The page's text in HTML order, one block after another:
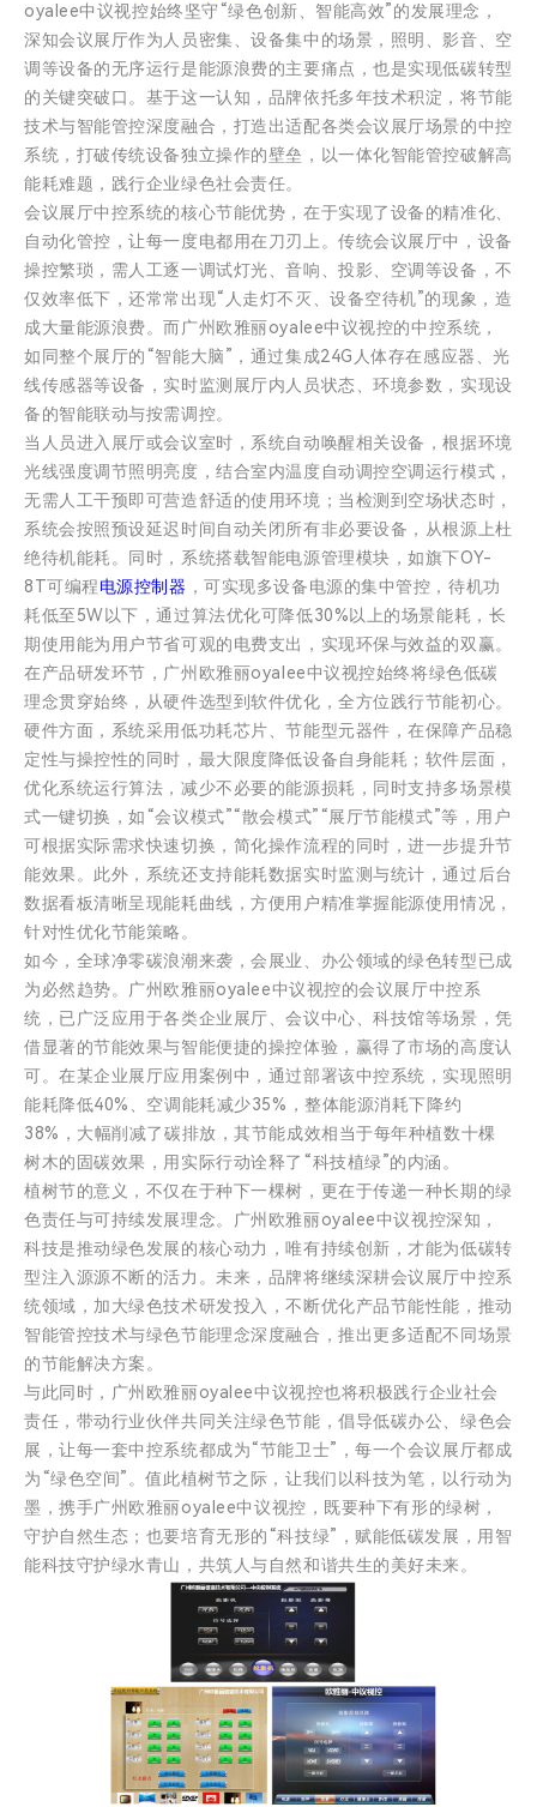
oyalee中议视控始终坚守“绿色创新、智能高效”的发展理念，
深知会议展厅作为人员密集、设备集中的场景，照明、影音、空
调等设备的无序运行是能源浪费的主要痛点，也是实现低碳转型
的关键突破口。基于这一认知，品牌依托多年技术积淀，将节能
技术与智能管控深度融合，打造出适配各类会议展厅场景的中控
系统，打破传统设备独立操作的壁垒，以一体化智能管控破解高
能耗难题，践行企业绿色社会责任。
会议展厅中控系统的核心节能优势，在于实现了设备的精准化、
自动化管控，让每一度电都用在刀刃上。传统会议展厅中，设备
操控繁琐，需人工逐一调试灯光、音响、投影、空调等设备，不
仅效率低下，还常常出现“人走灯不灭、设备空待机”的现象，造
成大量能源浪费。而广州欧雅丽oyalee中议视控的中控系统，
如同整个展厅的“智能大脑”，通过集成24G人体存在感应器、光
线传感器等设备，实时监测展厅内人员状态、环境参数，实现设
备的智能联动与按需调控。
当人员进入展厅或会议室时，系统自动唤醒相关设备，根据环境
光线强度调节照明亮度，结合室内温度自动调控空调运行模式，
无需人工干预即可营造舒适的使用环境；当检测到空场状态时，
系统会按照预设延迟时间自动关闭所有非必要设备，从根源上杜
绝待机能耗。同时，系统搭载智能电源管理模块，如旗下OY-
8T可编程电源控制器 ，可实现多设备电源的集中管控，待机功
耗低至5W以下，通过算法优化可降低30%以上的场景能耗，长
期使用能为用户节省可观的电费支出，实现环保与效益的双赢。
在产品研发环节，广州欧雅丽oyalee中议视控始终将绿色低碳
理念贯穿始终，从硬件选型到软件优化，全方位践行节能初心。
硬件方面，系统采用低功耗芯片、节能型元器件，在保障产品稳
定性与操控性的同时，最大限度降低设备自身能耗；软件层面，
优化系统运行算法，减少不必要的能源损耗，同时支持多场景模
式一键切换，如“会议模式”“散会模式”“展厅节能模式”等，用户
可根据实际需求快速切换，简化操作流程的同时，进一步提升节
能效果。此外，系统还支持能耗数据实时监测与统计，通过后台
数据看板清晰呈现能耗曲线，方便用户精准掌握能源使用情况，
针对性优化节能策略。
如今，全球净零碳浪潮来袭，会展业、办公领域的绿色转型已成
为必然趋势。广州欧雅丽oyalee中议视控的会议展厅中控系
统，已广泛应用于各类企业展厅、会议中心、科技馆等场景，凭
借显著的节能效果与智能便捷的操控体验，赢得了市场的高度认
可。在某企业展厅应用案例中，通过部署该中控系统，实现照明
能耗降低40%、空调能耗减少35%，整体能源消耗下降约
38%，大幅削减了碳排放，其节能成效相当于每年种植数十棵
树木的固碳效果，用实际行动诠释了“科技植绿”的内涵。
植树节的意义，不仅在于种下一棵树，更在于传递一种长期的绿
色责任与可持续发展理念。广州欧雅丽oyalee中议视控深知，
科技是推动绿色发展的核心动力，唯有持续创新，才能为低碳转
型注入源源不断的活力。未来，品牌将继续深耕会议展厅中控系
统领域，加大绿色技术研发投入，不断优化产品节能性能，推动
智能管控技术与绿色节能理念深度融合，推出更多适配不同场景
的节能解决方案。
与此同时，广州欧雅丽oyalee中议视控也将积极践行企业社会
责任，带动行业伙伴共同关注绿色节能，倡导低碳办公、绿色会
展，让每一套中控系统都成为“节能卫士”，每一个会议展厅都成
为“绿色空间”。值此植树节之际，让我们以科技为笔，以行动为
墨，携手广州欧雅丽oyalee中议视控，既要种下有形的绿树，
守护自然生态；也要培育无形的“科技绿”，赋能低碳发展，用智
能科技守护绿水青山，共筑人与自然和谐共生的美好未来。